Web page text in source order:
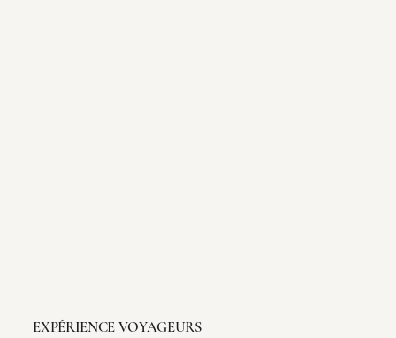
EXPÉRIENCE VOYAGEURS